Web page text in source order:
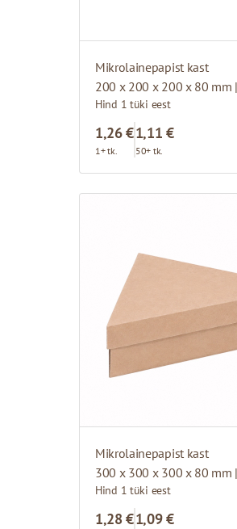
Mikrolainepapist kast
200 x 200 x 200 x 80 mm
Hind 1 tüki eest
1,26 €
1+ tk.
1,11 €
50+ tk.
Mikrolainepapist kast
300 x 300 x 300 x 80 mm
Hind 1 tüki eest
1,28 €1,09 €